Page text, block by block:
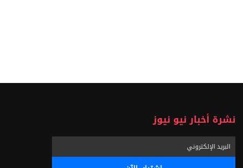
نشرة أخبار نيو نيوز